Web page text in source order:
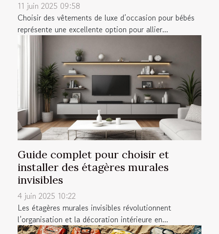
11 juin 2025 09:58
Choisir des vêtements de luxe d’occasion pour bébés
représente une excellente option pour allier...
Guide complet pour choisir et
installer des étagères murales
invisibles
4 juin 2025 10:22
Les étagères murales invisibles révolutionnent
l’organisation et la décoration intérieure en...